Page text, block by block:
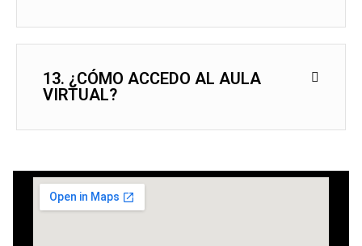
13. ¿CÓMO ACCEDO AL AULA
VIRTUAL?